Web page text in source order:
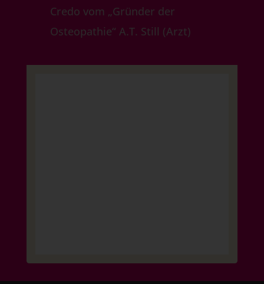
Credo vom „Gründer der
Osteopathie“ A.T. Still (Arzt)